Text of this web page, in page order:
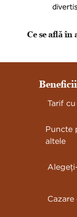
Ce se află în
Tarif
Puncte
altele